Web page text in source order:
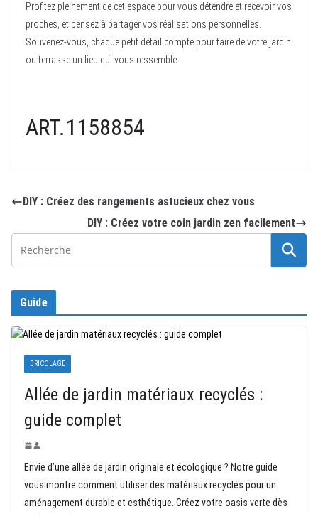
Profitez pleinement de cet espace pour vous détendre et recevoir vos
proches, et pensez à partager vos réalisations personnelles.
Souvenez-vous, chaque petit détail compte pour faire de votre jardin
ou terrasse un lieu qui vous ressemble.
ART.1158854
DIY : Créez des rangements astucieux chez vous
DIY : Créez votre coin jardin zen facilement
Guide
BRICOLAGE
Allée de jardin matériaux recyclés :
guide complet
Envie d’une allée de jardin originale et écologique ? Notre guide
vous montre comment utiliser des matériaux recyclés pour un
aménagement durable et esthétique. Créez votre oasis verte dès